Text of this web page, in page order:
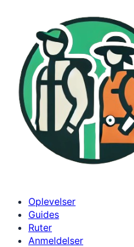
indhold
Oplevelser
Guides
Ruter
Anmeldelser